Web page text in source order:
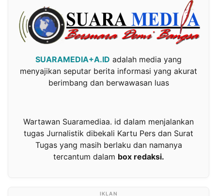
SUARAMEDIA+A.ID adalah media yang
menyajikan seputar berita informasi yang akurat
berimbang dan berwawasan luas
Wartawan Suaramediaa. id dalam menjalankan
tugas Jurnalistik dibekali Kartu Pers dan Surat
Tugas yang masih berlaku dan namanya
tercantum dalam box redaksi.